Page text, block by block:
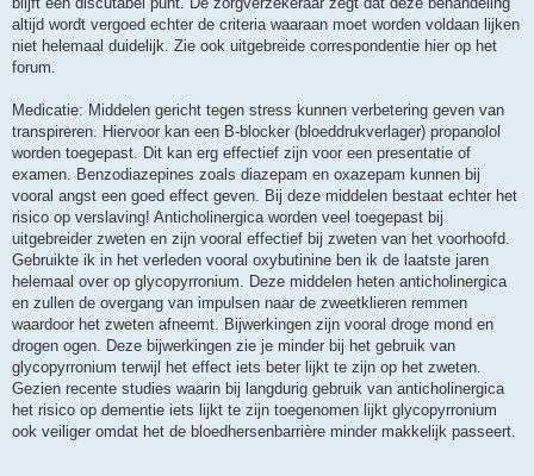
altijd wordt vergoed echter de criteria waaraan moet worden voldaan lijken
niet helemaal duidelijk. Zie ook uitgebreide correspondentie hier op het
forum.
Medicatie: Middelen gericht tegen stress kunnen verbetering geven van
transpireren. Hiervoor kan een B-blocker (bloeddrukverlager) propanolol
worden toegepast. Dit kan erg effectief zijn voor een presentatie of
examen. Benzodiazepines zoals diazepam en oxazepam kunnen bij
vooral angst een goed effect geven. Bij deze middelen bestaat echter het
risico op verslaving! Anticholinergica worden veel toegepast bij
uitgebreider zweten en zijn vooral effectief bij zweten van het voorhoofd.
Gebruikte ik in het verleden vooral oxybutinine ben ik de laatste jaren
helemaal over op glycopyrronium. Deze middelen heten anticholinergica
en zullen de overgang van impulsen naar de zweetklieren remmen
waardoor het zweten afneemt. Bijwerkingen zijn vooral droge mond en
drogen ogen. Deze bijwerkingen zie je minder bij het gebruik van
glycopyrronium terwijl het effect iets beter lijkt te zijn op het zweten.
Gezien recente studies waarin bij langdurig gebruik van anticholinergica
het risico op dementie iets lijkt te zijn toegenomen lijkt glycopyrronium
ook veiliger omdat het de bloedhersenbarrière minder makkelijk passeert.